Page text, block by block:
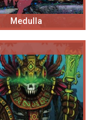
Medulla